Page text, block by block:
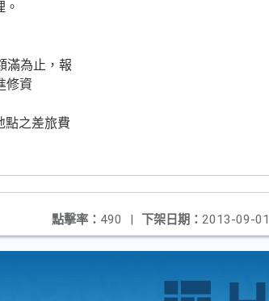
滿為止，報
修資
點之差旅費
下架日期： 2013-09-01
點擊率： 490 |